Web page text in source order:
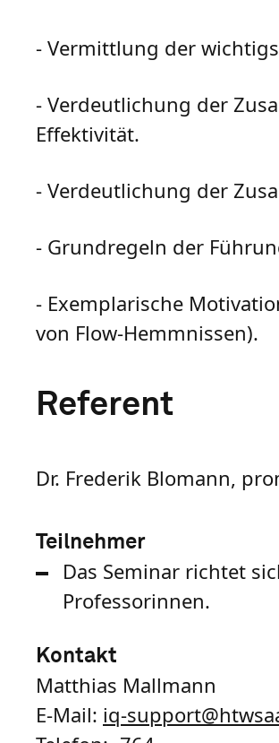
- Vermittlung der
- Verdeutlichung der
Effektivität.
- Verdeutlichung der
- Grundregeln der
- Exemplarische
von Flow-Hemmnissen).
Referent
Dr. Frederik Blomann,
Teilnehmer
Das Seminar richtet
Professorinnen.
Kontakt
Matthias Mallmann
E-Mail: iq-support@